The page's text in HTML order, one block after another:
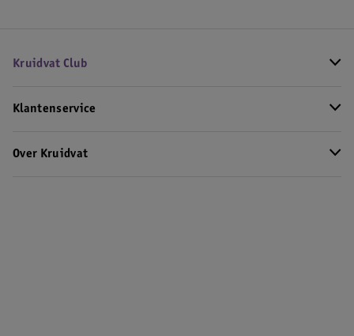
Kruidvat Club
Klantenservice
Over Kruidvat